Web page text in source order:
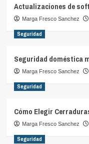
Actualizaciones de
Marga Fresco Sanchez
Seguridad
Seguridad doméstica
Marga Fresco Sanchez
Seguridad
Cómo Elegir
Marga Fresco Sanchez
Seguridad